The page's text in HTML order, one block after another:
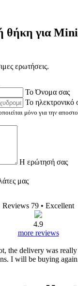
θήκη για
ερωτήσεις.
Το Όνομα σας
Το ηλεκτρονικό
μόνο για την
Η ερώτησή σας
μας
Reviews 79 • Excellent
4.9
more reviews
the delivery was
I will be buying